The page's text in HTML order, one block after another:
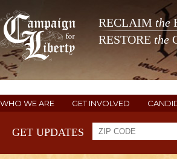
RECLAIM the
RESTORE the
WHO WE ARE GET INVOLVED
GET UPDATES